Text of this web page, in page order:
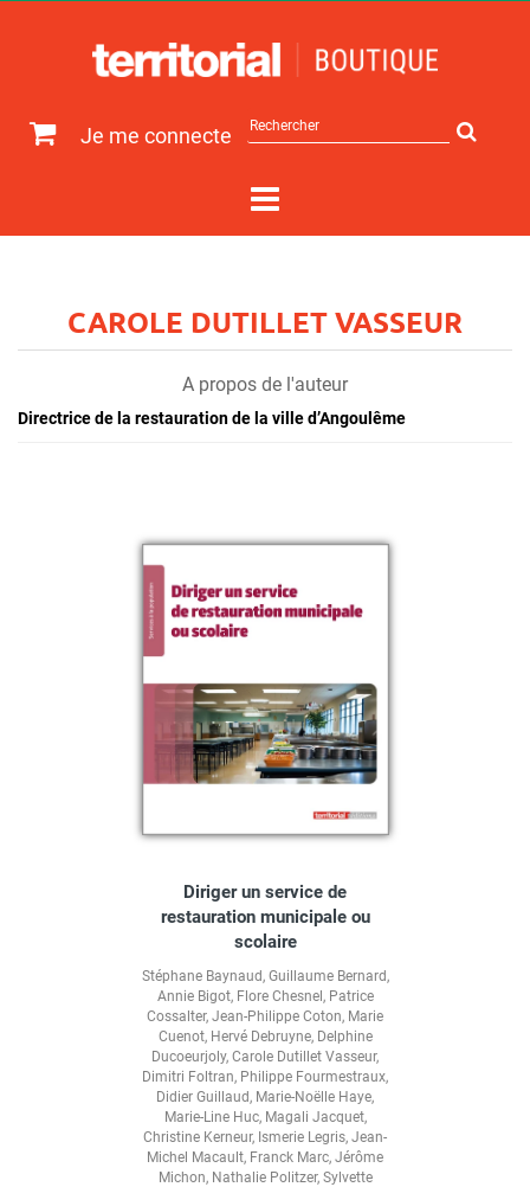
Je me connecte
sur
CAROLE DUTILLET VASSEUR
A propos de l'auteur
Directrice de la restauration de la ville d’Angoulême
Diriger un service de
restauration municipale ou
scolaire
Stéphane Baynaud, Guillaume Bernard,
Annie Bigot, Flore Chesnel, Patrice
Cossalter, Jean-Philippe Coton, Marie
Cuenot, Hervé Debruyne, Delphine
Ducoeurjoly, Carole Dutillet Vasseur,
Dimitri Foltran, Philippe Fourmestraux,
Didier Guillaud, Marie-Noëlle Haye,
Marie-Line Huc, Magali Jacquet,
Christine Kerneur, Ismerie Legris, Jean-
Michel Macault, Franck Marc, Jérôme
Michon, Nathalie Politzer, Sylvette